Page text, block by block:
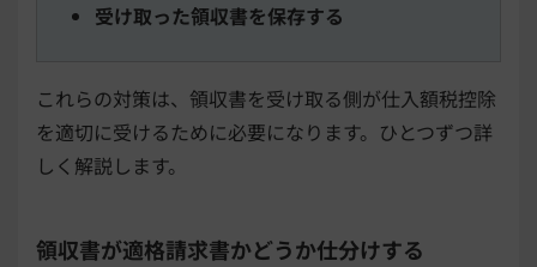
受け取った領収書を保存する
これらの対策は、領収書を受け取る側が仕入額税控除
を適切に受けるために必要になります。ひとつずつ詳
しく解説します。
領収書が適格請求書かどうか仕分けする